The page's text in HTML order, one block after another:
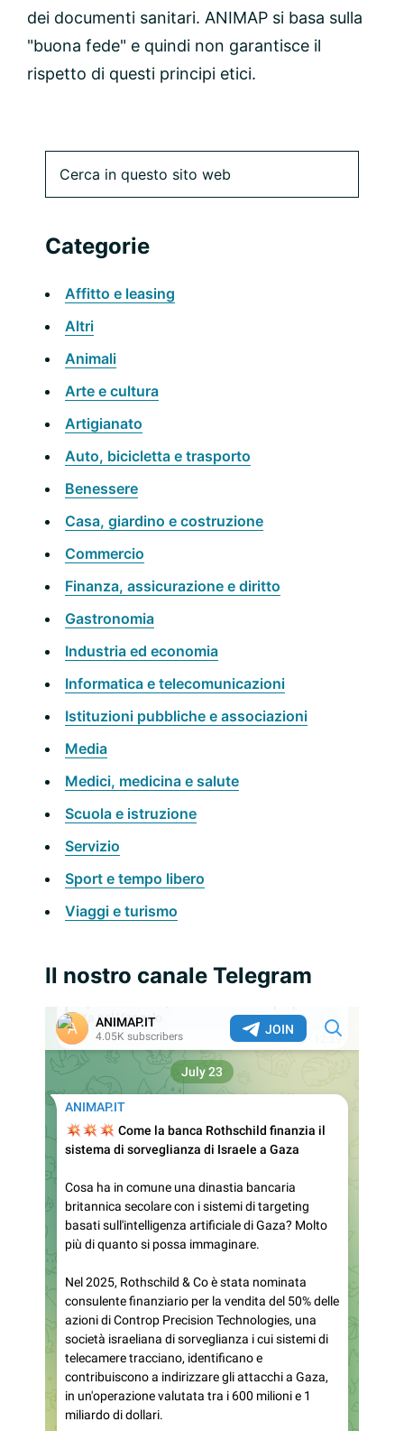
dei documenti sanitari. ANIMAP si basa sulla
"buona fede" e quindi non garantisce il
rispetto di questi principi etici.
Barra
laterale
primaria
web
Categorie
Affitto e leasing
Altri
Animali
Arte e cultura
Artigianato
Auto, bicicletta e trasporto
Benessere
Casa, giardino e costruzione
Commercio
Finanza, assicurazione e diritto
Gastronomia
Industria ed economia
Informatica e telecomunicazioni
Istituzioni pubbliche e associazioni
Media
Medici, medicina e salute
Scuola e istruzione
Servizio
Sport e tempo libero
Viaggi e turismo
Il nostro canale Telegram